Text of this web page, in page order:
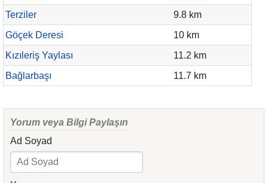
Terziler
9.8 km
Göçek Deresi
10 km
Kızıleriş Yaylası
11.2 km
Bağlarbaşı
11.7 km
Yorum veya Bilgi Paylaşın
Ad Soyad